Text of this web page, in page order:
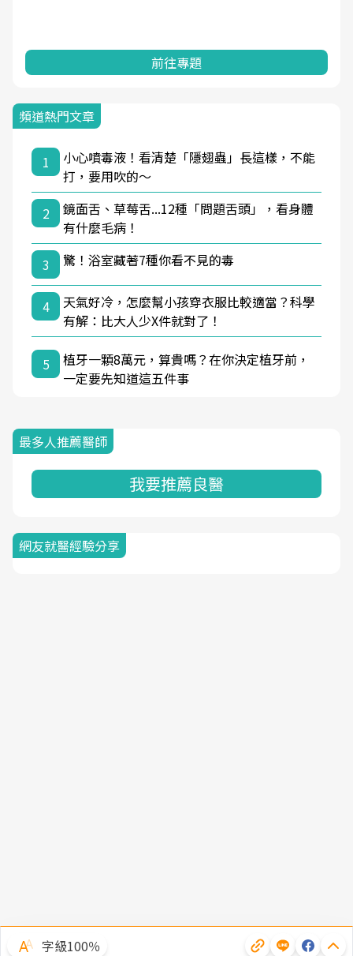
前往專題
頻道熱門文章
1
小心噴毒液！看清楚「隱翅蟲」長這樣，不能
打，要用吹的～
2
鏡面舌、草莓舌...12種「問題舌頭」，看身體
有什麼毛病！
3
驚！浴室藏著7種你看不見的毒
4
天氣好冷，怎麼幫小孩穿衣服比較適當？科學
有解：比大人少X件就對了！
5
植牙一顆8萬元，算貴嗎？在你決定植牙前，
一定要先知道這五件事
最多人推薦醫師
我要推薦良醫
網友就醫經驗分享
字級100％